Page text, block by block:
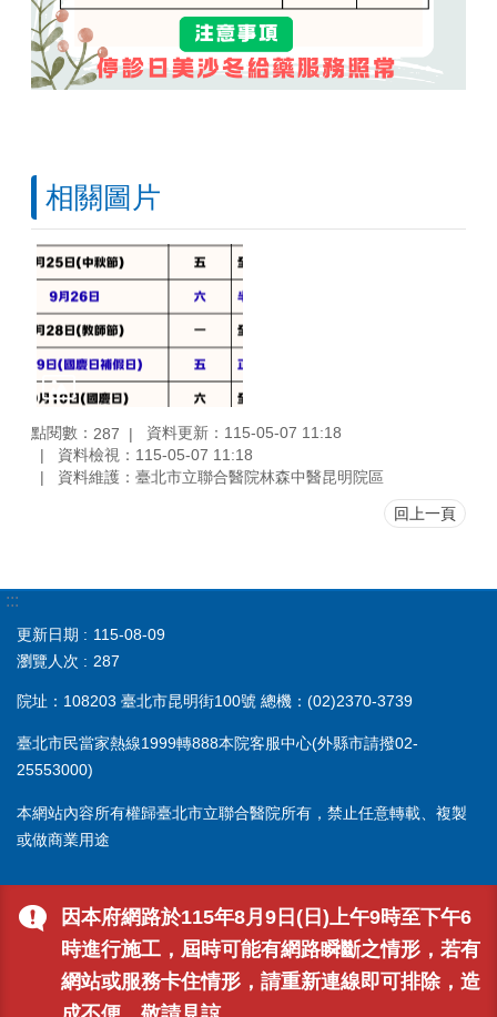
因本府網路於115年8月9日(日)上午9時至下午6
時進行施工，屆時可能有網路瞬斷之情形，若有
網站或服務卡住情形，請重新連線即可排除，造
相關圖片
點閱數： 287
資料更新：115-05-07 11:18
資料檢視：115-05-07 11:18
資料維護：臺北市立聯合醫院林森中醫昆明院區
回上一頁
:::
更新日期
115-08-09
瀏覽人次
287
院址：108203 臺北市昆明街100號 總機：(02)2370-3739
臺北市民當家熱線1999轉888本院客服中心(外縣市請撥02-
25553000)
本網站內容所有權歸臺北市立聯合醫院所有，禁止任意轉載、複製
或做商業用途